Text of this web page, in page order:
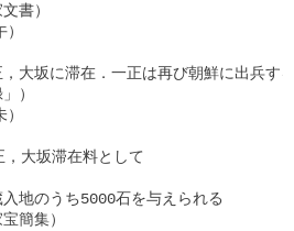
）
坂に滞在．一正は再び朝鮮に出兵す
坂滞在料として
ち5000石を与えられる
）